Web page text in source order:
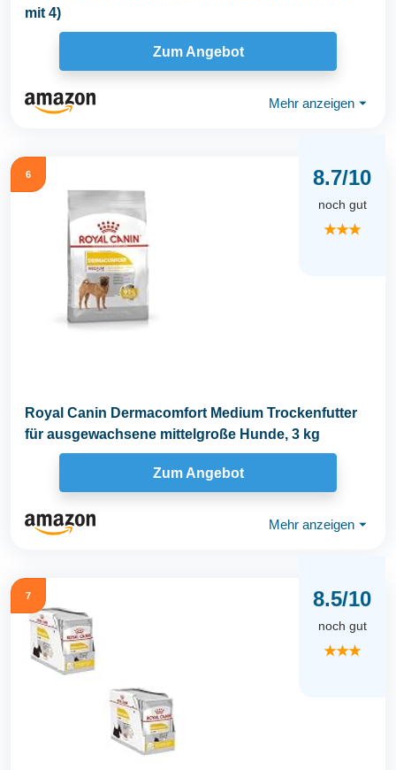
mit 4)
Zum Angebot
Mehr anzeigen ⏷
6 8.7/10
noch gut
★★★
Royal Canin Dermacomfort Medium Trockenfutter
für ausgewachsene mittelgroße Hunde, 3 kg
Zum Angebot
Mehr anzeigen ⏷
7 8.5/10
noch gut
★★★